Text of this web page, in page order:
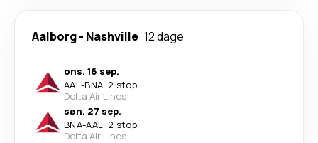
Aalborg- Nashville 12 dage
ons. 16 sep.
AAL-BNA· 2 stop
Delta Air Lines
søn. 27 sep.
BNA-AAL· 2 stop
Delta Air Lines